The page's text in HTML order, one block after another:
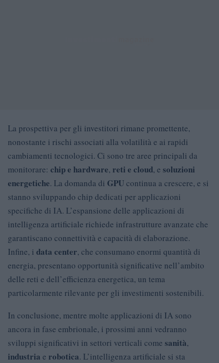
La prospettiva per gli investitori rimane promettente,
nonostante i rischi associati alla volatilità e ai rapidi
cambiamenti tecnologici. Ci sono tre aree principali da
monitorare: chip e hardware, reti e cloud, e soluzioni
energetiche. La domanda di GPUcontinua a crescere, e si
stanno sviluppando chip dedicati per applicazioni
specifiche di IA. L’espansione delle applicazioni di
intelligenza artificiale richiede infrastrutture avanzate che
garantiscano connettività e capacità di elaborazione.
Infine, i data center, che consumano enormi quantità di
energia, presentano opportunità significative nell’ambito
delle reti e dell’efficienza energetica, un tema
particolarmente rilevante per gli investimenti sostenibili.
In conclusione, mentre molte applicazioni di IA sono
ancora in fase embrionale, i prossimi anni vedranno
sviluppi significativi in settori verticali come sanità,
industria e robotica. L’intelligenza artificiale si sta